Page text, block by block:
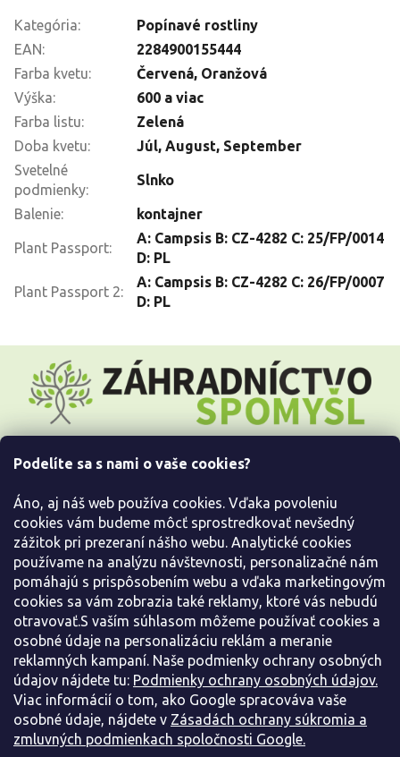
Podelíte sa s nami o vaše cookies?
Áno, aj náš web používa cookies. Vďaka povoleniu
cookies vám budeme môcť sprostredkovať nevšedný
zážitok pri prezeraní nášho webu. Analytické cookies
používame na analýzu návštevnosti, personalizačné nám
pomáhajú s prispôsobením webu a vďaka marketingovým
cookies sa vám zobrazia také reklamy, ktoré vás nebudú
otravovať.S vaším súhlasom môžeme používať cookies a
osobné údaje na personalizáciu reklám a meranie
reklamných kampaní. Naše podmienky ochrany osobných
údajov nájdete tu: Podmienky ochrany osobných údajov.
Viac informácií o tom, ako Google spracováva vaše
osobné údaje, nájdete v Zásadách ochrany súkromia a
zmluvných podmienkach spoločnosti Google.
Kategória:
Popínavé rostliny
EAN:
2284900155444
Farba kvetu: Červená, Oranžová
Výška:
600 a viac
Farba listu:
Zelená
Doba kvetu: Júl, August, September
Svetelné
podmienky:
Slnko
Balenie: kontajner
Plant Passport:
A: Campsis B: CZ-4282 C: 25/FP/0014
D: PL
Plant Passport 2:
A: Campsis B: CZ-4282 C: 26/FP/0007
D: PL
t
Informácie pre Vás
Kontaktujte nás